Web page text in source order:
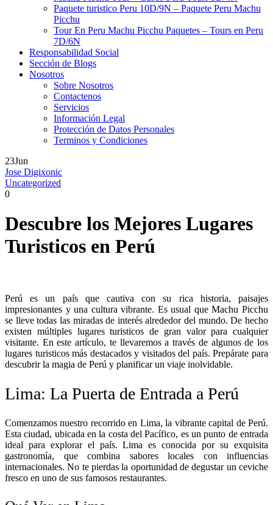
Paquete turistico Peru 10D/9N – Paquete Peru Machu
Picchu
Tour En Peru Machu Picchu Paquetes – Tours en Peru
7D/6N
Responsabilidad Social
Sección de Blogs
Nosotros
Sobre Nosotros
Contactenos
Servicios
Información Legal
Protección de Datos Personales
Terminos y Condiciones
23Jun
Jose Digixonic
Uncategorized
0
Descubre los Mejores Lugares
Turisticos en Perú
Perú es un país que cautiva con su rica historia, paisajes
impresionantes y una cultura vibrante. Es usual que Machu Picchu
se lleve todas las miradas de interés alrededor del mundo. De hecho
existen múltiples lugares turisticos de gran valor para cualquier
visitante. En este artículo, te llevaremos a través de algunos de los
lugares turisticos más destacados y visitados del país. Prepárate para
descubrir la magia de Perú y planificar un viaje inolvidable.
Lima: La Puerta de Entrada a Perú
Comenzamos nuestro recorrido en Lima, la vibrante capital de Perú.
Esta ciudad, ubicada en la costa del Pacífico, es un punto de entrada
ideal para explorar el país. Lima es conocida por su exquisita
gastronomía, que combina sabores locales con influencias
internacionales. No te pierdas la oportunidad de degustar un ceviche
fresco en uno de sus famosos restaurantes.